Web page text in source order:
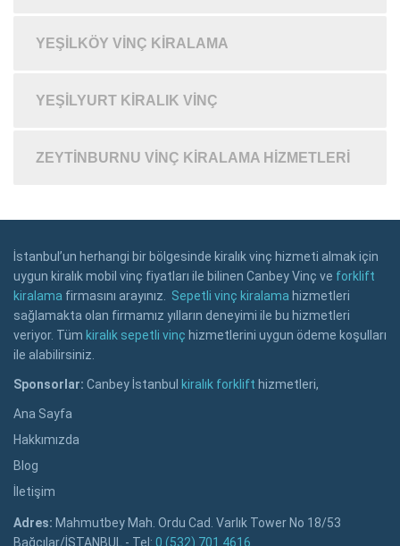
YEŞILKÖY VINÇ KIRALAMA
YEŞILYURT KIRALIK VINÇ
ZEYTINBURNU VINÇ KIRALAMA HIZMETLERI
İstanbul’un herhangi bir bölgesinde kiralık vinç hizmeti almak için
uygun kiralık mobil vinç fiyatları ile bilinen Canbey Vinç ve forklift
kiralama firmasını arayınız. Sepetli vinç kiralama hizmetleri
sağlamakta olan firmamız yılların deneyimi ile bu hizmetleri
veriyor. Tüm kiralık sepetli vinç hizmetlerini uygun ödeme koşulları
ile alabilirsiniz.
Sponsorlar: Canbey İstanbul kiralık forklift hizmetleri,
Ana Sayfa
Hakkımızda
Blog
İletişim
Adres: Mahmutbey Mah. Ordu Cad. Varlık Tower No 18/53
Bağcılar/İSTANBUL - Tel: 0 (532) 701 4616